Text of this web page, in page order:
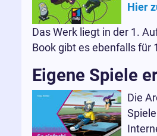
Hier
Das Werk liegt in der 1.
Book gibt es ebenfalls für
Eigene Spiele
Die